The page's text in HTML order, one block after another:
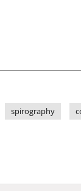
spirography